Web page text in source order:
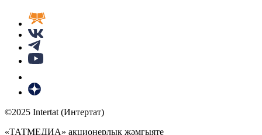
©2025 Intertat (Интертат)
«ТАТМЕДИА» акционерлык җәмгыяте